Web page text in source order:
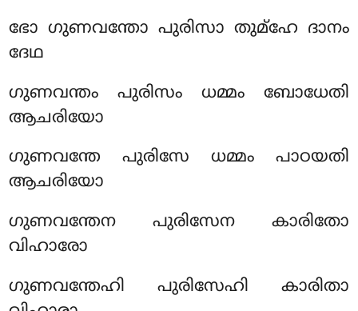
ഭോ ഗുണവന്തോ പുരിസാ തുമ്ഹേ ദാനം
ദേഥ
ഗുണവന്തം പുരിസം ധമ്മം ബോധേതി
ആചരിയോ
ഗുണവന്തേ പുരിസേ ധമ്മം പാഠയതി
ആചരിയോ
ഗുണവന്തേന പുരിസേന കാരിതോ
വിഹാരോ
ഗുണവന്തേഹി പുരിസേഹി കാരിതാ